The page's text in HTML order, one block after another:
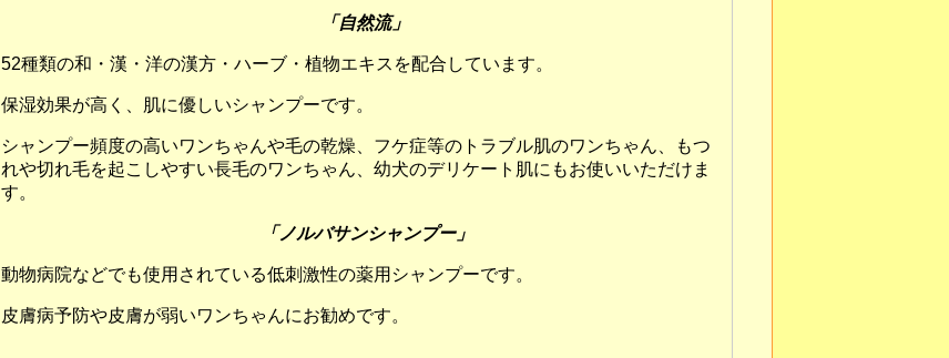
「自然流」
52種類の和・漢・洋の漢方・ハーブ・植物エキスを配合しています。
保湿効果が高く、肌に優しいシャンプーです。
シャンプー頻度の高いワンちゃんや毛の乾燥、フケ症等のトラブル肌のワンちゃん、もつ
れや切れ毛を起こしやすい長毛のワンちゃん、幼犬のデリケート肌にもお使いいただけま
す。
「ノルバサンシャンプー」
動物病院などでも使用されている低刺激性の薬用シャンプーです。
皮膚病予防や皮膚が弱いワンちゃんにお勧めです。